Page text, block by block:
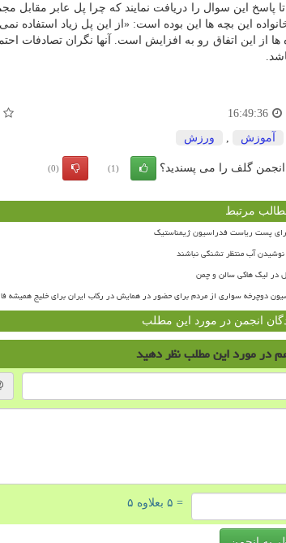
تا پاسخ این سوال را دریافت نمایند كه چرا پل عابر
این بچه ها این بوده است: «از این پل زیاد
ها از این اتفاق رو به افزایش است. آنها نگران تصادفات
16:49:36
آموزش , ورزش
گلف را می پسندید؟ (1)
(0)
مرتبط
نوشیدن آب منتظر تشنگی نباشند
در لیگ هاکی سالن و چمن
دوچرخه سواری از مردم برای حضور در همایش در رکاب ایران برای خلیج همیشه
انجمن در مورد این مطلب
در مورد این مطلبنظر دهید
= ۵ بعلاوه ۵